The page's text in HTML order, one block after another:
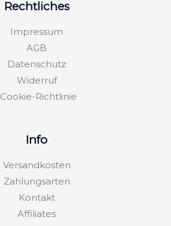
r o
f
Rechtliches
Impressum
AGB
Datenschutz
Widerruf
Cookie-Richtlinie
Info
Versandkosten
Zahlungsarten
Kontakt
Affiliates